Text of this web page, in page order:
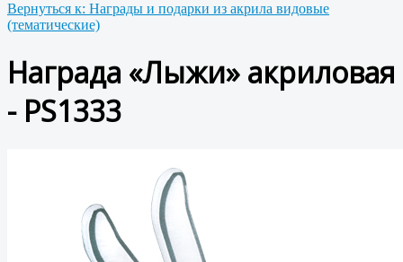
Вернуться к: Награды и подарки из акрила видовые
(тематические)
Награда «Лыжи» акриловая
- PS1333